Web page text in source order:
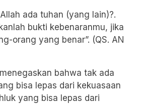
ada tuhan (yang lain)?.
bukti kebenaranmu, jika
orang yang benar”. (QS. AN
bahwa tak ada
bisa lepas dari kekuasaan
yang bisa lepas dari